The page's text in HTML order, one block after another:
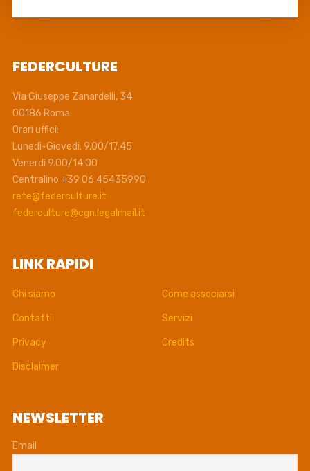
FEDERCULTURE
Via Giuseppe Zanardelli, 34
00186 Roma
Orari uffici:
Lunedì-Giovedì. 9.00/17.45
Venerdì 9.00/14.00
Centralino +39 06 45435990
rete@federculture.it
federculture@cgn.legalmail.it
LINK RAPIDI
Chi siamo Come associarsi
Contatti Servizi
Privacy Credits
Disclaimer
NEWSLETTER
Email